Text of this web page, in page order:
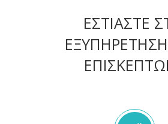
ΕΣΤΙΑΣΤΕ